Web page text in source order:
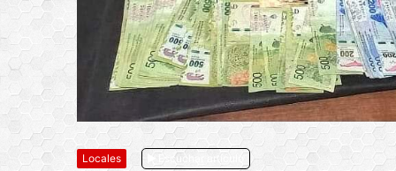
Locales Escuchar artículo